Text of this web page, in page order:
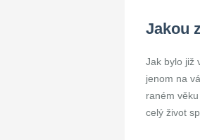
Jakou
Jak bylo již
jenom na
raném
celý život